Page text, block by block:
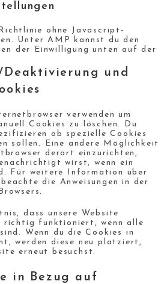
ohne Javascript-
Unter AMP kannst du den
der Einwilligung unten auf der
und
verwenden um
Cookies zu löschen. Du
ob spezielle Cookies
sollen. Eine andere Möglichkeit
derart einzurichten,
wirst, wenn ein
Für weitere Information über
die Anweisungen in der
dass unsere Website
richtig funktioniert, wenn alle
Wenn du die Cookies in
werden diese neu platziert,
erneut besuchst.
in Bezug auf